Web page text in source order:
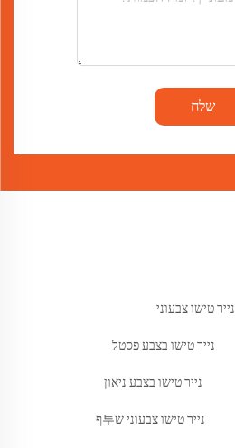
שלח
נייר טישו צבעוני
נייר טישו בצבע פסטל
נייר טישו בצבע ניאון
נייר טישו צבעוני ש투ף